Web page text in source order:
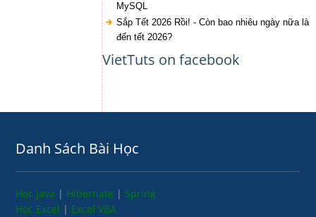
MySQL
Sắp Tết 2026 Rồi! - Còn bao nhiêu ngày nữa là
đến tết 2026?
VietTuts on facebook
Danh Sách Bài Học
Học Java | Hibernate | Spring
Học Excel | Excel VBA